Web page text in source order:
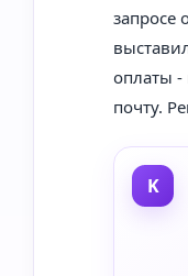
запросе
оплаты -
почту.